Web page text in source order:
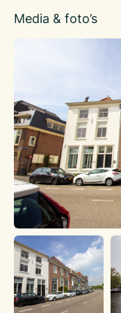
belangrijkste
hoofdstad van de
Haarlem de grootste
Haarlem liggen
kust bevindt zich circa
Profilering
Donkere Spaarne 28
het hart van Haarlem,
zakelijke
catering op maat.
unieke locatie waar
samenkomen.
Met een breed
bites en culinaire
naadloos aan op de
Van intieme diners en
presentaties en
Media & foto’s